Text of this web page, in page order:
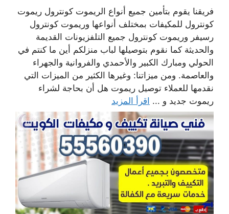
فريقنا يقوم بتأمين جميع أنواع الريموت كونترول ريموت
كونترول للمكيفات بمختلف أنواعها وريموت كونترول
رسيفر وريموت كونترول جميع التلفزيونات القديمة
والحديثة كما نقوم بتوصيلها لباب منزلكم أين ما كنتم في
الحولي ومبارك الكبير والأحمدي والفروانية والجهراء
والعاصمة. ومن ميزاتنا: وغيرها الكثير من الميزات التي
نقدمها للعملاء توصيل ريموت هل أن بحاجة لشراء
ريموت جديد و ... اقرأ المزيد